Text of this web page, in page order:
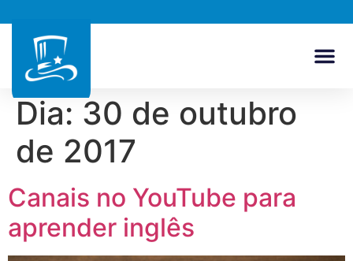
Dia: 30 de outubro
de 2017
Canais no YouTube para
aprender inglês